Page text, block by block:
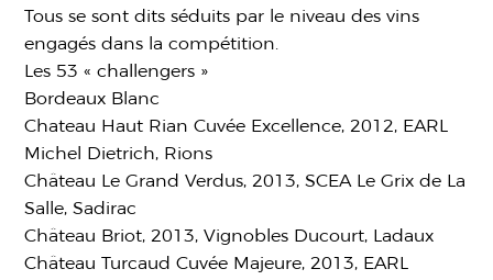
Tous se sont dits séduits par le niveau des vins
engagés dans la compétition.
Les 53 « challengers »
Bordeaux Blanc
Chateau Haut Rian Cuvée Excellence, 2012, EARL
Michel Dietrich, Rions
Château Le Grand Verdus, 2013, SCEA Le Grix de La
Salle, Sadirac
Château Briot, 2013, Vignobles Ducourt, Ladaux
Château Turcaud Cuvée Majeure, 2013, EARL